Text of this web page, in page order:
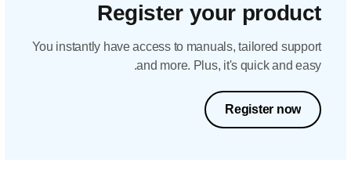
Register your product
You instantly have access to manuals, tailored support
and more. Plus, it's quick and easy.
Register now